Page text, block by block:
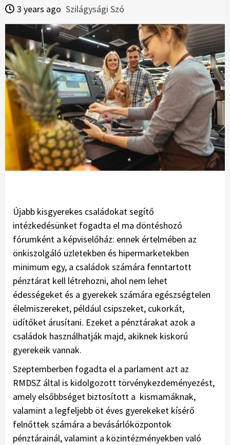
3 years ago Szilágysági Szó
Újabb kisgyerekes családokat segítő
intézkedésünket fogadta el ma döntéshozó
fórumként a képviselőház: ennek értelmében az
önkiszolgáló üzletekben és hipermarketekben
minimum egy, a családok számára fenntartott
pénztárat kell létrehozni, ahol nem lehet
édességeket és a gyerekek számára egészségtelen
élelmiszereket, például csipszeket, cukorkát,
üdítőket árusítani. Ezeket a pénztárakat azok a
családok használhatják majd, akiknek kiskorú
gyerekeik vannak.
Szeptemberben fogadta el a parlament azt az
RMDSZ által is kidolgozott törvénykezdeményezést,
amely elsőbbséget biztosított a kismamáknak,
valamint a legfeljebb öt éves gyerekeket kísérő
felnőttek számára a bevásárlóközpontok
pénztárainál, valamint a közintézményekben való